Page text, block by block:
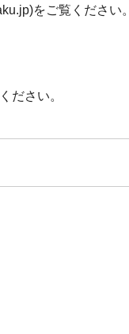
をご覧ください。
ださい。